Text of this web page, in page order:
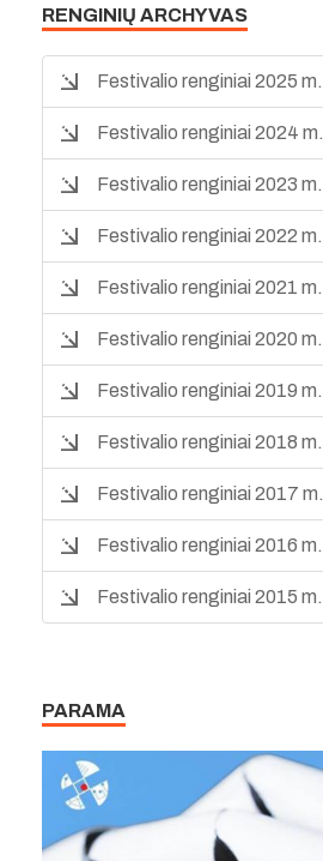
RENGINIŲ ARCHYVAS
Festivalio renginiai 2025 m.
Festivalio renginiai 2024 m.
Festivalio renginiai 2023 m.
Festivalio renginiai 2022 m.
Festivalio renginiai 2021 m.
Festivalio renginiai 2020 m.
Festivalio renginiai 2019 m.
Festivalio renginiai 2018 m.
Festivalio renginiai 2017 m.
Festivalio renginiai 2016 m.
Festivalio renginiai 2015 m.
PARAMA